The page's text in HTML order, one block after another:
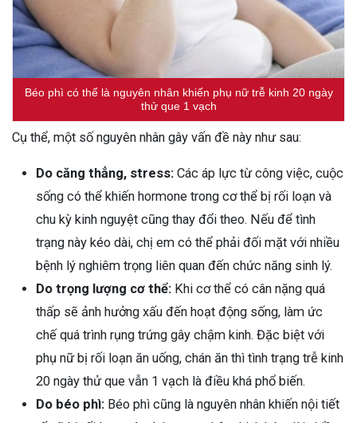
Béo phì có thể là nguyên nhân khiến phụ nữ trễ kinh 20 ngày
thử que 1 vạch
Cụ thể, một số nguyên nhân gây vấn đề này như sau:
Do căng thẳng, stress: Các áp lực từ công việc, cuộc
sống có thể khiến hormone trong cơ thể bị rối loạn và
chu kỳ kinh nguyệt cũng thay đổi theo. Nếu để tình
trạng này kéo dài, chị em có thể phải đối mặt với nhiều
bệnh lý nghiêm trọng liên quan đến chức năng sinh lý.
Do trọng lượng cơ thể: Khi cơ thể có cân nặng quá
thấp sẽ ảnh hưởng xấu đến hoạt động sống, làm ức
chế quá trình rụng trứng gây chậm kinh. Đặc biệt với
phụ nữ bị rối loạn ăn uống, chán ăn thì tình trạng trễ kinh
20 ngày thử que vẫn 1 vạch là điều khá phổ biến.
Do béo phì: Béo phì cũng là nguyên nhân khiến nội tiết